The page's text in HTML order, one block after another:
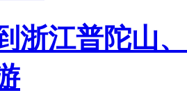
浙江普陀山